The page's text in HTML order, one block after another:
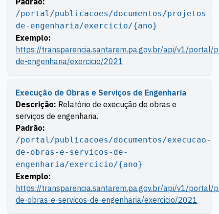
/portal/publicacoes/documentos/projetos-
de-engenharia/exercicio/{ano}
Exemplo:
https://transparencia.santarem.pa.gov.br/api/v1/portal/
de-engenharia/exercicio/2021
Execução de Obras e Serviços de Engenharia
Descrição: Relatório de execução de obras e
serviços de engenharia.
Padrão:
/portal/publicacoes/documentos/execucao-
de-obras-e-servicos-de-
engenharia/exercicio/{ano}
Exemplo:
https://transparencia.santarem.pa.gov.br/api/v1/portal/
de-obras-e-servicos-de-engenharia/exercicio/2021